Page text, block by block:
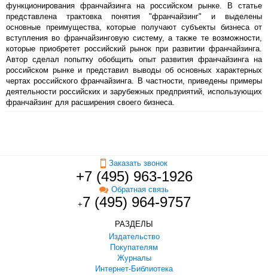
функционирования франчайзинга на российском рынке. В статье
представлена трактовка понятия "франчайзинг" и выделены
основные преимущества, которые получают субъекты бизнеса от
вступления во франчайзинговую систему, а также те возможности,
которые приобретет российский рынок при развитии франчайзинга.
Автор сделал попытку обобщить опыт развития франчайзинга на
российском рынке и представил выводы об основных характерных
чертах российского франчайзинга. В частности, приведены примеры
деятельности российских и зарубежных предприятий, использующих
франчайзинг для расширения своего бизнеса.
Заказать звонок
+7 (495) 963-1926
Обратная связь
+7 (495) 964-9757
РАЗДЕЛЫ
Издательство
Покупателям
Журналы
Интернет-Библиотека